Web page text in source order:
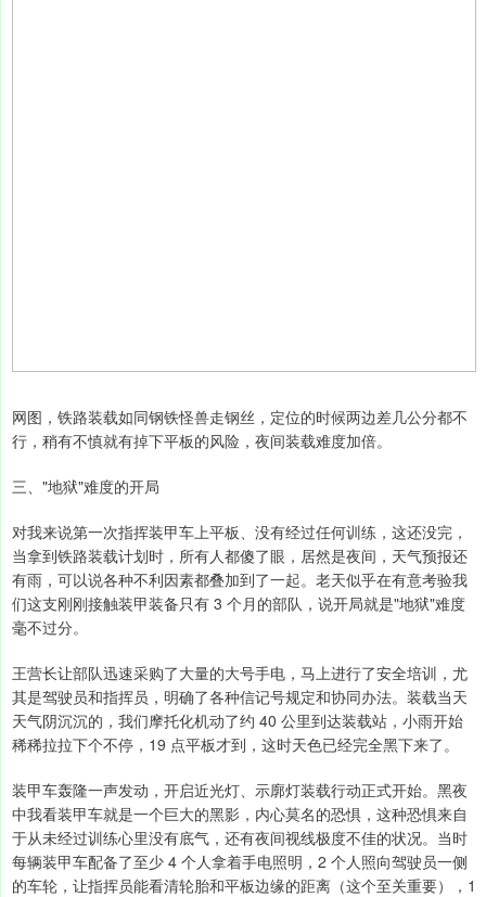
网图，铁路装载如同钢铁怪兽走钢丝，定位的时候两边差几公分都不
行，稍有不慎就有掉下平板的风险，夜间装载难度加倍。
三、"地狱"难度的开局
对我来说第一次指挥装甲车上平板、没有经过任何训练，这还没完，
当拿到铁路装载计划时，所有人都傻了眼，居然是夜间，天气预报还
有雨，可以说各种不利因素都叠加到了一起。老天似乎在有意考验我
们这支刚刚接触装甲装备只有 3 个月的部队，说开局就是"地狱"难度
毫不过分。
王营长让部队迅速采购了大量的大号手电，马上进行了安全培训，尤
其是驾驶员和指挥员，明确了各种信记号规定和协同办法。装载当天
天气阴沉沉的，我们摩托化机动了约 40 公里到达装载站，小雨开始
稀稀拉拉下个不停，19 点平板才到，这时天色已经完全黑下来了。
装甲车轰隆一声发动，开启近光灯、示廓灯装载行动正式开始。黑夜
中我看装甲车就是一个巨大的黑影，内心莫名的恐惧，这种恐惧来自
于从未经过训练心里没有底气，还有夜间视线极度不佳的状况。当时
每辆装甲车配备了至少 4 个人拿着手电照明，2 个人照向驾驶员一侧
的车轮，让指挥员能看清轮胎和平板边缘的距离（这个至关重要），1